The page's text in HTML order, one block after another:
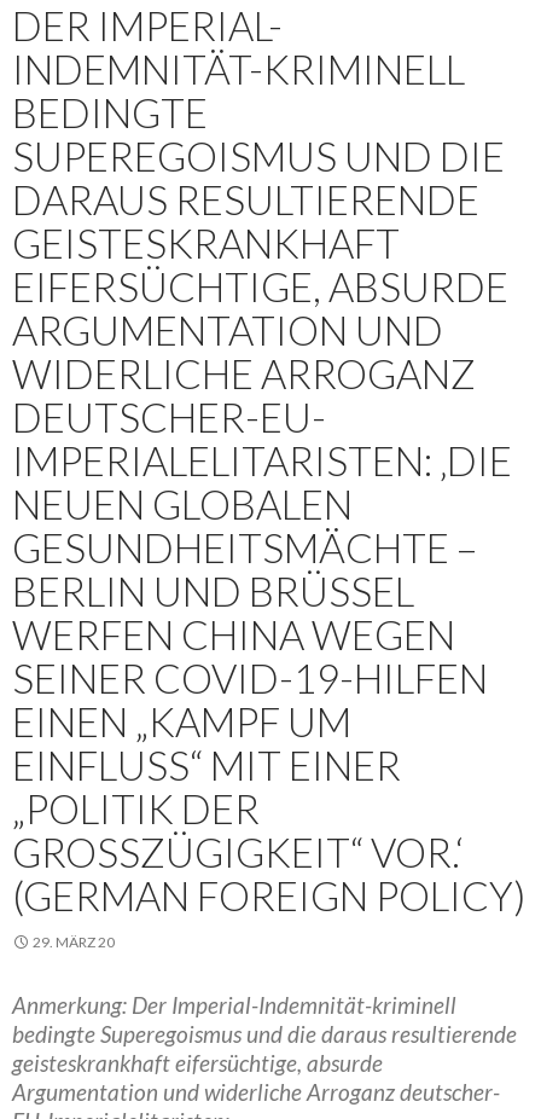
DER IMPERIAL-
INDEMNITÄT-KRIMINELL
BEDINGTE
SUPEREGOISMUS UND DIE
DARAUS RESULTIERENDE
GEISTESKRANKHAFT
EIFERSÜCHTIGE, ABSURDE
ARGUMENTATION UND
WIDERLICHE ARROGANZ
DEUTSCHER-EU-
IMPERIALELITARISTEN: ‚DIE
NEUEN GLOBALEN
GESUNDHEITSMÄCHTE –
BERLIN UND BRÜSSEL
WERFEN CHINA WEGEN
SEINER COVID-19-HILFEN
EINEN „KAMPF UM
EINFLUSS“ MIT EINER
„POLITIK DER
GROSSZÜGIGKEIT“ VOR.‘ (
GERMAN FOREIGN POLICY)
29. MÄRZ 20
Anmerkung: Der Imperial-Indemnität-kriminell
bedingte Superegoismus und die daraus resultierende
geisteskrankhaft eifersüchtige, absurde
Argumentation und widerliche Arroganz deutscher-